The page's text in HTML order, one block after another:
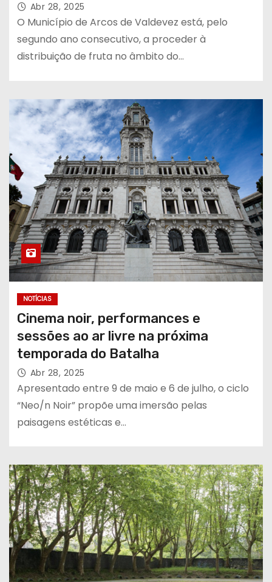
Abr 28, 2025
O Município de Arcos de Valdevez está, pelo
segundo ano consecutivo, a proceder à
distribuição de fruta no âmbito do…
NOTÍCIAS
Cinema noir, performances e
sessões ao ar livre na próxima
temporada do Batalha
Abr 28, 2025
Apresentado entre 9 de maio e 6 de julho, o ciclo
“Neo/n Noir” propõe uma imersão pelas
paisagens estéticas e…